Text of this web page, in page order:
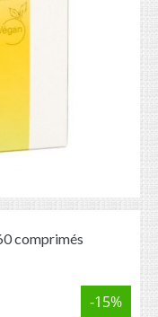
comprimés
-15%